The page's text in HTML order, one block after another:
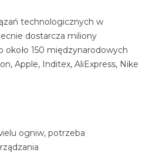
technologicznych w
dostarcza miliony
150 międzynarodowych
Apple, Inditex, AliExpress, Nike
ogniw, potrzeba